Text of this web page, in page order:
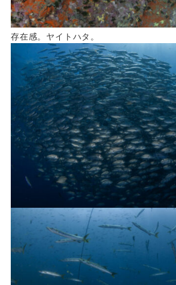
存在感。ヤイトハタ。